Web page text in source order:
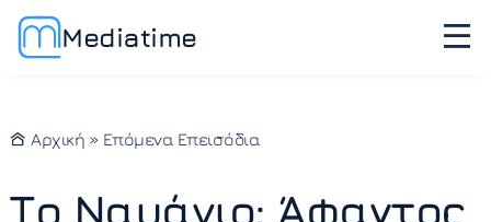
Mediatime
Αρχική » Επόμενα Επεισόδια
Το Ναυάγιο: Άφαντος